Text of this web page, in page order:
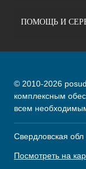
ПОМОЩЬ И
© 2010-2026
комплексным
всем
Свердловская
Посмотреть на